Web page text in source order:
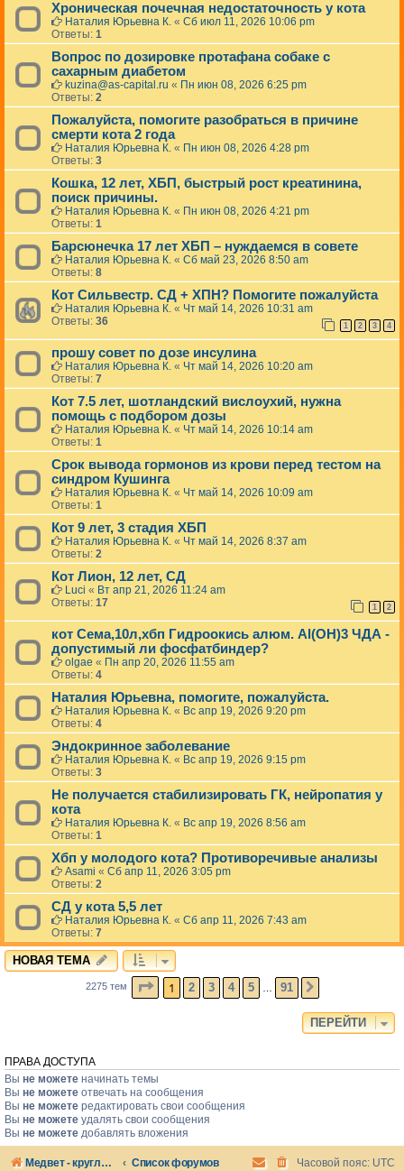
Хроническая почечная недостаточность у кота
Наталия Юрьевна К. « Сб июл 11, 2026 10:06 pm
Ответы: 1
Вопрос по дозировке протафана собаке с
сахарным диабетом
kuzina@as-capital.ru « Пн июн 08, 2026 6:25 pm
Ответы: 2
Пожалуйста, помогите разобраться в причине
смерти кота 2 года
Наталия Юрьевна К. « Пн июн 08, 2026 4:28 pm
Ответы: 3
Кошка, 12 лет, ХБП, быстрый рост креатинина,
поиск причины.
Наталия Юрьевна К. « Пн июн 08, 2026 4:21 pm
Ответы: 1
Барсюнечка 17 лет ХБП – нуждаемся в совете
Наталия Юрьевна К. « Сб май 23, 2026 8:50 am
Ответы: 8
Кот Сильвестр. СД + ХПН? Помогите пожалуйста
Наталия Юрьевна К. « Чт май 14, 2026 10:31 am
Ответы: 36 1 2 3 4
прошу совет по дозе инсулина
Наталия Юрьевна К. « Чт май 14, 2026 10:20 am
Ответы: 7
Кот 7.5 лет, шотландский вислоухий, нужна
помощь с подбором дозы
Наталия Юрьевна К. « Чт май 14, 2026 10:14 am
Ответы: 1
Срок вывода гормонов из крови перед тестом на
синдром Кушинга
Наталия Юрьевна К. « Чт май 14, 2026 10:09 am
Ответы: 1
Кот 9 лет, 3 стадия ХБП
Наталия Юрьевна К. « Чт май 14, 2026 8:37 am
Ответы: 2
Кот Лион, 12 лет, СД
Luci « Вт апр 21, 2026 11:24 am
Ответы: 17 1 2
кот Сема,10л,хбп Гидроокись алюм. Al(OH)3 ЧДА -
допустимый ли фосфатбиндер?
olgae « Пн апр 20, 2026 11:55 am
Ответы: 4
Наталия Юрьевна, помогите, пожалуйста.
Наталия Юрьевна К. « Вс апр 19, 2026 9:20 pm
Ответы: 4
Эндокринное заболевание
Наталия Юрьевна К. « Вс апр 19, 2026 9:15 pm
Ответы: 3
Не получается стабилизировать ГК, нейропатия у
кота
Наталия Юрьевна К. « Вс апр 19, 2026 8:56 am
Ответы: 1
Хбп у молодого кота? Противоречивые анализы
Asami « Сб апр 11, 2026 3:05 pm
Ответы: 2
СД у кота 5,5 лет
Наталия Юрьевна К. « Сб апр 11, 2026 7:43 am
Ответы: 7
НОВАЯ ТЕМА
2275 тем СТРАНИЦА ИЗ91
1 2 3 4 5 91
ПЕРЕЙТИ
ПРАВА ДОСТУПА
Вы не можете начинать темы
Вы не можете отвечать на сообщения
Вы не можете редактировать свои сообщения
Вы не можете удалять свои сообщения
Вы не можете добавлять вложения
Медвет - круглосуточная ветеринарная клиника в Москве Список форумов Часовой пояс: UTC